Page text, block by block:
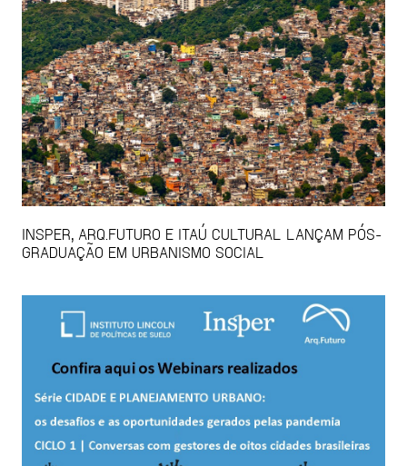
INSPER, ARQ.FUTURO E ITAÚ CULTURAL LANÇAM PÓS-
GRADUAÇÃO EM URBANISMO SOCIAL